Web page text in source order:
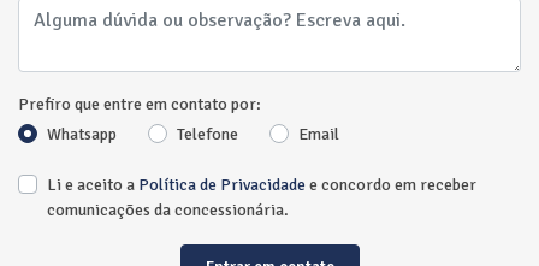
Prefiro que entre em contato por:
Whatsapp
Telefone Email
Li e aceito a Política de Privacidade e concordo em receber
comunicações da concessionária.